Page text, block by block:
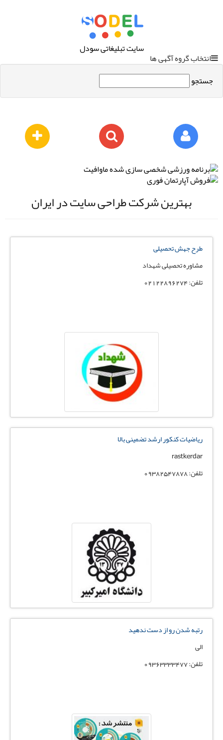
سایت تبلیغاتی سودل
انتخاب گروه آگهی ها
جستجو
بهترین شرکت طراحی سایت در ایران
طرح جهش تحصیلی
مشاوره تحصیلی شهداد
تلفن: 02122896274
ریاضیات کنکور ارشد تضمینی بالا
rastkerdar
تلفن: 09382547878
رتبه شدن رو از دست ندهید
الی
تلفن: 09363333477